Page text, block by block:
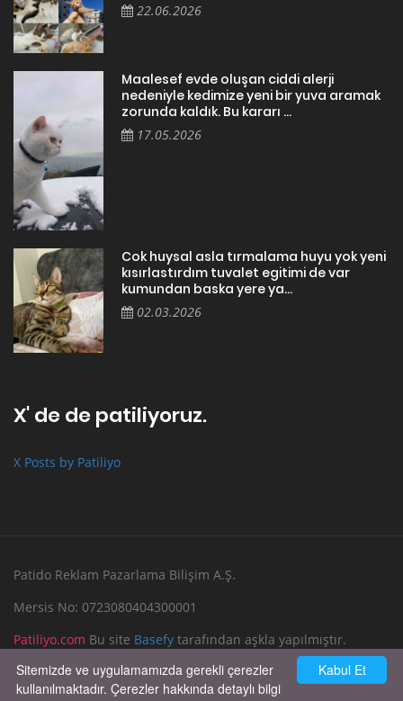
22.06.2026
Maalesef evde oluşan ciddi alerji
nedeniyle kedimize yeni bir yuva aramak
zorunda kaldık. Bu kararı ...
17.05.2026
Cok huysal asla tırmalama huyu yok yeni
kısırlastırdım tuvalet egitimi de var
kumundan baska yere ya...
02.03.2026
X' de de patiliyoruz.
X Posts by Patiliyo
Patido Reklam Pazarlama Bilişim A.Ş.
Mersis No: 0723080404300001
Patiliyo.com Bu site Basefy tarafından aşkla yapılmıştır.
Reklam Verin
Bize Yazın
Kabul Et
Sitemizde ve uygulamamızda gerekli çerezler
kullanılmaktadır. Çerezler hakkında detaylı bilgi